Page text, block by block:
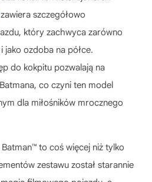
zawiera szczegółowo
który zachwyca zarówno
jako ozdoba na półce.
do kokpitu pozwalają na
co czyni ten model
dla miłośników mrocznego
to coś więcej niż tylko
zestawu został starannie